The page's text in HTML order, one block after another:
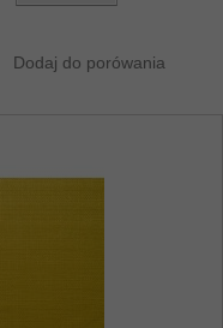
Dodaj do porówania